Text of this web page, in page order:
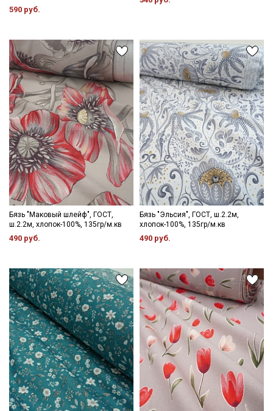
590 руб.
Бязь "Маковый шлейф", ГОСТ,
ш.2.2м, хлопок-100%, 135гр/м.кв
490 руб.
Бязь "Эльсия", ГОСТ, ш.2.2м,
хлопок-100%, 135гр/м.кв
490 руб.
Ознакомлен(а) с
ДаюСогласие на получение рекламных и
информационных рассылок